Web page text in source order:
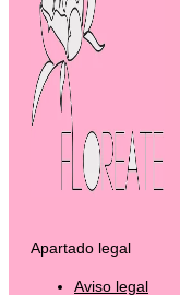
Apartado legal
Aviso legal